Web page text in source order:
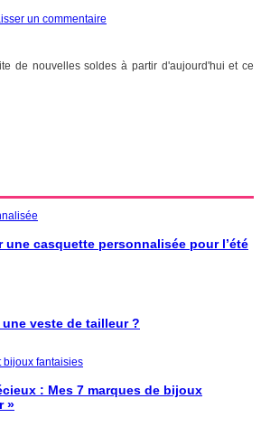
un commentaire
de nouvelles soldes à partir d'aujourd'hui et ce
casquette personnalisée pour l’été
veste de tailleur ?
: Mes 7 marques de bijoux
»